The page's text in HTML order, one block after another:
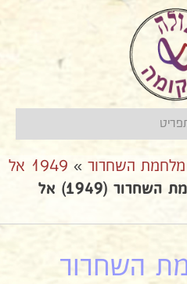
השחרור »
1949 אל
לאחר מלחמת השחרור (1949) אל
השחרור